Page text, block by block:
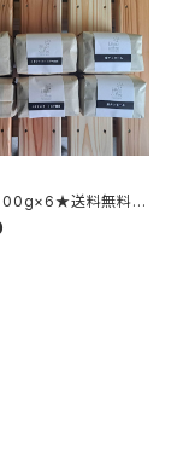
送料無料